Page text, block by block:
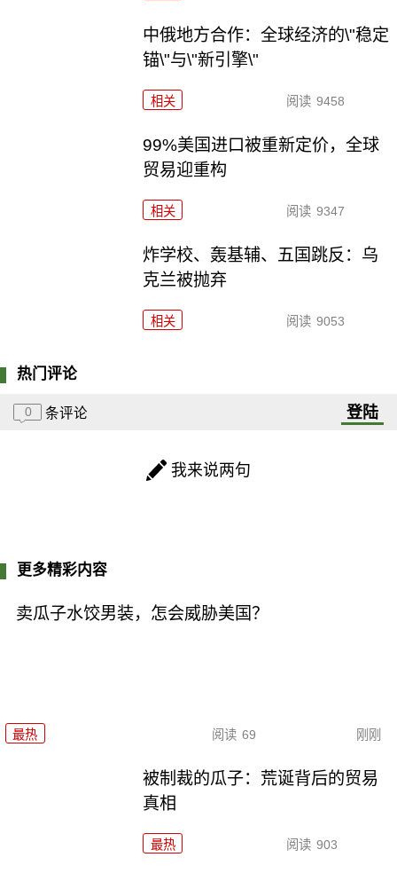
中俄地方合作：全球经济的\"稳定
锚\"与\"新引擎\"
相关 阅读 9458
99%美国进口被重新定价，全球
贸易迎重构
相关 阅读 9347
炸学校、轰基辅、五国跳反：乌
克兰被抛弃
相关 阅读 9053
热门评论
0 条评论 登陆
我来说两句
更多精彩内容
卖瓜子水饺男装，怎会威胁美国？
最热 阅读 69 刚刚
被制裁的瓜子：荒诞背后的贸易
真相
最热 阅读 903